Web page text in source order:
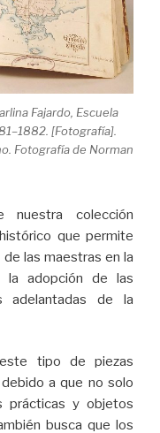
Fajardo, Escuela
[Fotografía].
Fotografía de Norman
nuestra colección
que permite
las maestras en la
adopción de las
adelantadas de la
tipo de piezas
a que no solo
prácticas y objetos
busca que los